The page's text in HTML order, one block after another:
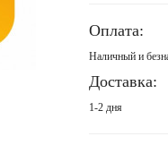
Оплата:
Наличный и
Доставка:
1-2 дня